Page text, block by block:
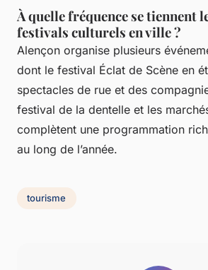
À quelle fréquence se tiennent
festivals culturels en ville ?
Alençon organise plusieurs
dont le festival Éclat de Scène en
spectacles de rue et des
festival de la dentelle et les
complètent une programmation
au long de l’année.
tourisme